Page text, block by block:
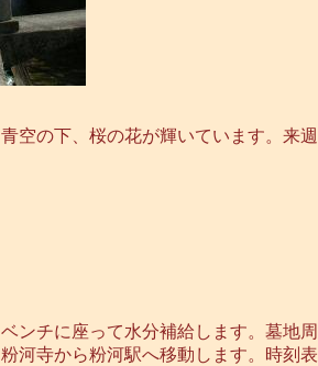
青空の下、桜の花が輝いています。来
ベンチに座って水分補給します。墓地
粉河寺から粉河駅へ移動します。時刻